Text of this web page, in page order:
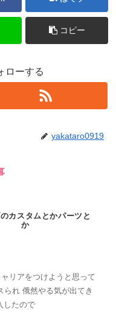
コピー
ローする
yakataro0919
カスタムとかパーツと
か
リアをつけようと思って
れ 俄然やる気が出てき
したので